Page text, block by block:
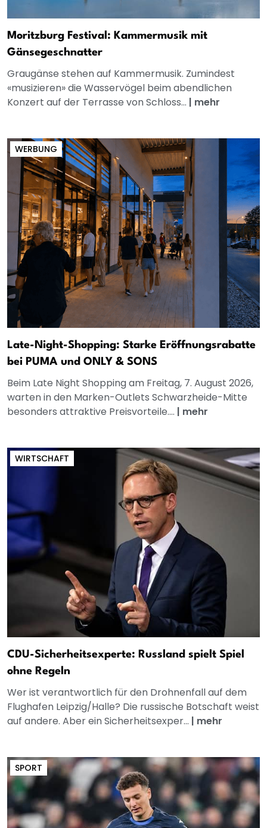
Moritzburg Festival: Kammermusik mit
Gänsegeschnatter
Graugänse stehen auf Kammermusik. Zumindest
«musizieren» die Wasservögel beim abendlichen
Konzert auf der Terrasse von Schloss... | mehr
WERBUNG
Late-Night-Shopping: Starke Eröffnungsrabatte
bei PUMA und ONLY & SONS
Beim Late Night Shopping am Freitag, 7. August 2026,
warten in den Marken-Outlets Schwarzheide-Mitte
besonders attraktive Preisvorteile.... | mehr
WIRTSCHAFT
CDU-Sicherheitsexperte: Russland spielt Spiel
ohne Regeln
Wer ist verantwortlich für den Drohnenfall auf dem
Flughafen Leipzig/Halle? Die russische Botschaft weist
auf andere. Aber ein Sicherheitsexper... | mehr
SPORT